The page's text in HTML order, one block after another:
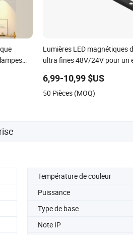
Lumières LED magnétiques
ultra fines 48V/24V pour un
6,99-10,99 $US
50 Pièces (MOQ)
Température de couleur
Puissance
Type de base
Note IP